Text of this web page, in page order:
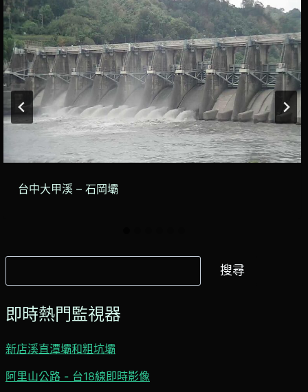
台中大甲溪 – 石岡壩
尋
搜尋
即時熱門監視器
新店溪直潭壩和粗坑壩
阿里山公路 - 台18線即時影像